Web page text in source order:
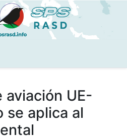
Pasar
al
contenido
aviación UE-
se aplica al